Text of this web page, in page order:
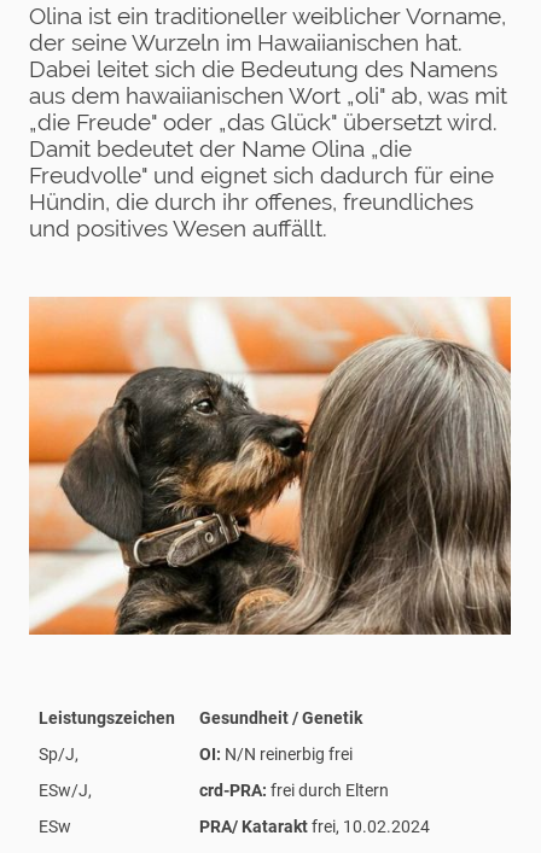
Olina ist ein traditioneller weiblicher Vorname,
der seine Wurzeln im Hawaiianischen hat.
Dabei leitet sich die Bedeutung des Namens
aus dem hawaiianischen Wort „oli" ab, was mit
„die Freude" oder „das Glück" übersetzt wird.
Damit bedeutet der Name Olina „die
Freudvolle" und eignet sich dadurch für eine
Hündin, die durch ihr offenes, freundliches
und positives Wesen auffällt.
Leistungszeichen
Sp/J,
ESw/J,
ESw
Gesundheit / Genetik
OI: N/N reinerbig frei
crd-PRA: frei durch Eltern
PRA/ Kataraktfrei, 10.02.2024